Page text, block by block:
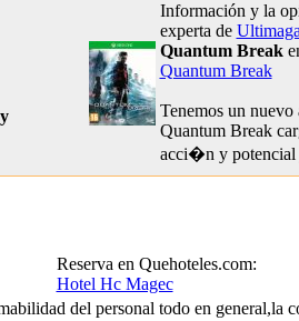
Información y la
experta de
Quantum Break
Quantum Break
Tenemos un nuevo
Quantum Break
acci�n y potencial
Reserva en Quehoteles.com:
Hotel Hc Magec
del personal todo en general,la